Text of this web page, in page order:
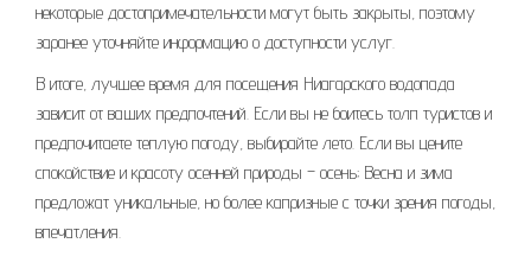
некоторые достопримечательности могут быть закрыты, поэтому
заранее уточняйте информацию о доступности услуг.
В итоге, лучшее время для посещения Ниагарского водопада
зависит от ваших предпочтений. Если вы не боитесь толп туристов и
предпочитаете теплую погоду, выбирайте лето. Если вы цените
спокойствие и красоту осенней природы – осень; Весна и зима
предложат уникальные, но более капризные с точки зрения погоды,
впечатления.